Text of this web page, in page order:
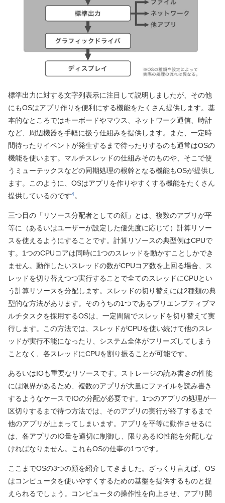
標準出力に対する文字列表示に注目して説明しましたが、その他
にもOSはアプリ作りを便利にする機能をたくさん提供します。基
本的なところではキーボードやマウス、ネットワーク通信、時計
など、周辺機器を手軽に扱う仕組みを提供します。また、一定時
間待ったりイベントが発生するまで待ったりするのも通常はOSの
機能を使います。マルチスレッドの仕組みそのものや、そこで使
うミューテックスなどの同期処理の根幹となる機能もOSが提供し
ます。このように、OSはアプリを作りやすくする機能をたくさん
提供しているのです4。
三つ目の「リソース分配者としての顔」とは、複数のアプリが平
等に（あるいはユーザーが設定した優先度に応じて）計算リソー
スを使えるようにすることです。計算リソースの典型例はCPUで
す。1つのCPUコアは同時に1つのスレッドを動かすことしかでき
ません。動作したいスレッドの数がCPUコア数を上回る場合、ス
レッドを切り替えつつ実行することで全てのスレッドにCPUとい
う計算リソースを分配します。スレッドの切り替えには2種類の典
型的な方法があります。そのうちの1つであるプリエンプティブマ
ルチタスクを採用するOSは、一定間隔でスレッドを切り替えて実
行します。この方法では、スレッドがCPUを使い続けて他のスレ
ッドが実行不能になったり、システム全体がフリーズしてしまう
ことなく、各スレッドにCPUを割り振ることが可能です。
あるいはIOも重要なリソースです。ストレージの読み書きの性能
には限界があるため、複数のアプリが大量にファイルを読み書き
するようなケースでIOの分配が必要です。1つのアプリの処理が一
区切りするまで待つ方法では、そのアプリの実行が終了するまで
他のアプリが止まってしまいます。アプリを平等に動作させるに
は、各アプリのIO量を適切に制御し、限りあるIO性能を分配しな
ければなりません。これもOSの仕事の1つです。
ここまでOSの3つの顔を紹介してきました。ざっくり言えば、OS
はコンピュータを使いやすくするための基盤を提供するものと捉
えられるでしょう。コンピュータの操作性を向上させ、アプリ開